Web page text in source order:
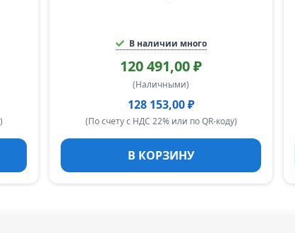
В наличии много
120 491,00 ₽
(Наличными)
128 153,00 ₽
(По счету с НДС 22% или по QR-коду)
В КОРЗИНУ